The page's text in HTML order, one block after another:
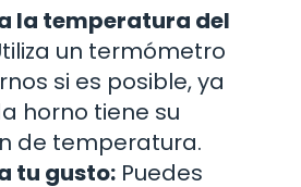
la temperatura del
un termómetro
si es posible, ya
horno tiene su
de temperatura.
tu gusto: Puedes